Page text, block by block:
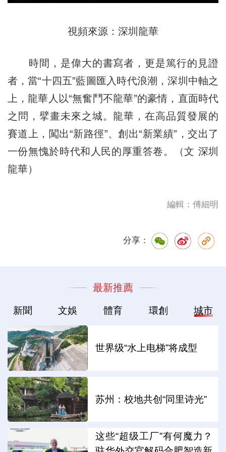
視頻來源：深圳龍華
時間，是偉大的書寫者，更是篤行的見證
者，當“十四五”藍圖匯入時代浪潮，深圳中軸之
上，龍華人以“無奮鬥不龍華”的豪情，直面時代
之問，擘畫未來之城。龍華，在高品質發展的
賽道上，闖出“新路徑”、創出“新業績”，交出了
一份無愧於時代和人民的厚重答卷。（文 深圳
龍華）
編輯：傅細明
分享：
最新推薦
新聞 文娛 體育 環創 城市
世界级“水上电梯”将成型
苏州：校地共创“同里诗光”
这些“超级工厂”有何魔力？